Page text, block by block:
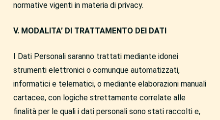
normative vigenti in materia di privacy.
V. MODALITA’ DI TRATTAMENTO DEI DATI
I Dati Personali saranno trattati mediante idonei
strumenti elettronici o comunque automatizzati,
informatici e telematici, o mediante elaborazioni manuali
cartacee, con logiche strettamente correlate alle
finalità per le quali i dati personali sono stati raccolti e,